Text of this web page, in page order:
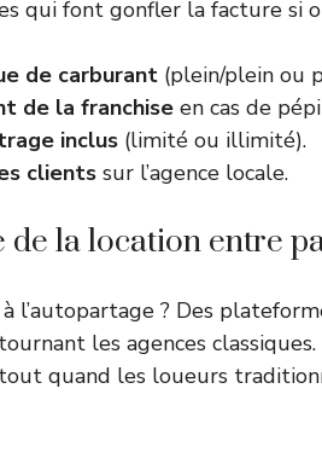
qui font gonfler la facture si
de carburant (plein/plein ou
de la franchise en cas de
inclus (limité ou illimité).
clients sur l’agence locale.
de la location entre
l’autopartage ? Des
les agences classiques.
quand les loueurs